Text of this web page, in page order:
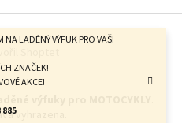
LADĚNÝ VÝFUK PRO VAŠI
ZNAČEK!
AKCE!
885vyhrazena.